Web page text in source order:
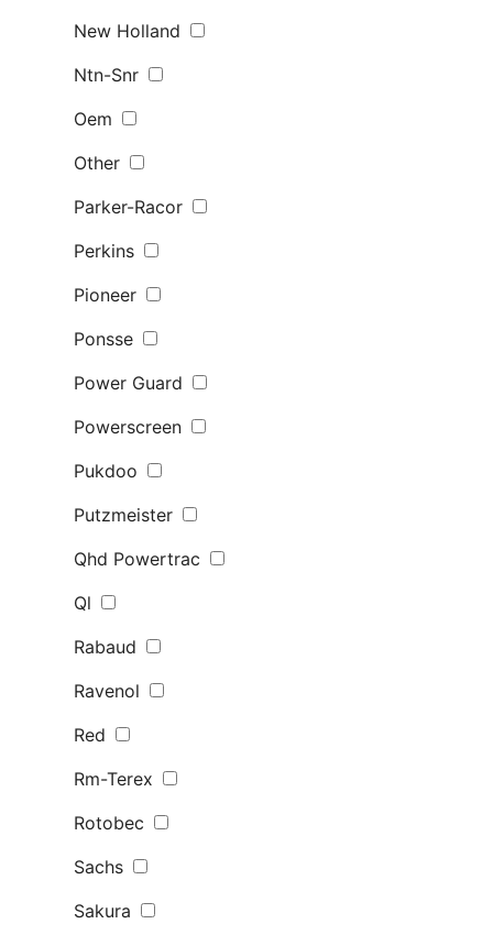
New Holland
Ntn-Snr
Oem
Other
Parker-Racor
Perkins
Pioneer
Ponsse
Power Guard
Powerscreen
Pukdoo
Putzmeister
Qhd Powertrac
Ql
Rabaud
Ravenol
Red
Rm-Terex
Rotobec
Sachs
Sakura